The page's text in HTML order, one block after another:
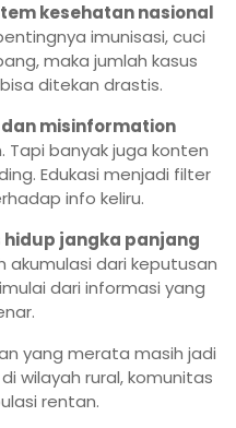
kesehatan nasional
imunisasi, cuci
maka jumlah kasus
ditekan drastis.
misinformation
Tapi banyak juga konten
Edukasi menjadi filter
info keliru.
jangka panjang
akumulasi dari keputusan
dari informasi yang
yang merata masih jadi
wilayah rural, komunitas
rentan.